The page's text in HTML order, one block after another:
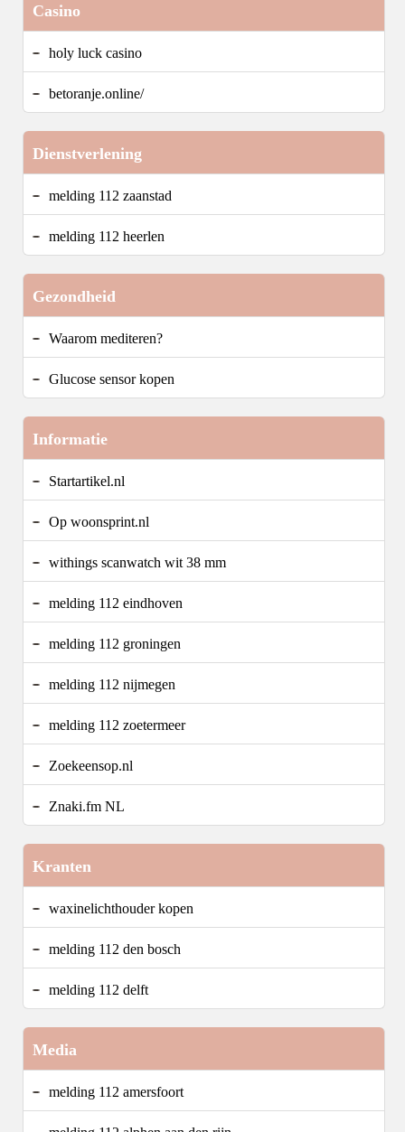
Casino
holy luck casino
betoranje.online/
Dienstverlening
melding 112 zaanstad
melding 112 heerlen
Gezondheid
Waarom mediteren?
Glucose sensor kopen
Informatie
Startartikel.nl
Op woonsprint.nl
withings scanwatch wit 38 mm
melding 112 eindhoven
melding 112 groningen
melding 112 nijmegen
melding 112 zoetermeer
Zoekeensop.nl
Znaki.fm NL
Kranten
waxinelichthouder kopen
melding 112 den bosch
melding 112 delft
Media
melding 112 amersfoort